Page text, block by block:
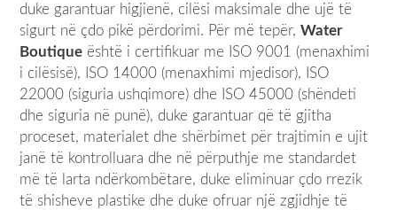
duke garantuar higjienë, cilësi maksimale dhe ujë të
sigurt në çdo pikë përdorimi. Për më tepër,Water
Boutique është i certifikuar me ISO 9001 (menaxhimi
i cilësisë), ISO 14000 (menaxhimi mjedisor), ISO
22000 (siguria ushqimore) dhe ISO 45000 (shëndeti
dhe siguria në punë), duke garantuar që të gjitha
proceset, materialet dhe shërbimet për trajtimin e ujit
janë të kontrolluara dhe në përputhje me standardet
më të larta ndërkombëtare, duke eliminuar çdo rrezik
të shisheve plastike dhe duke ofruar një zgjidhje të